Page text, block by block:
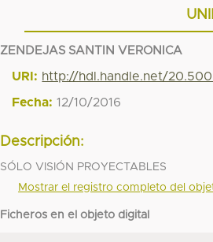
ZENDEJAS SANTIN VERONICA
URI: http://hdl.handle.net/
Fecha: 12/10/2016
Descripción:
SÓLO VISIÓN PROYECTABLES
Mostrar el registro completo del
Ficheros en el objeto digital